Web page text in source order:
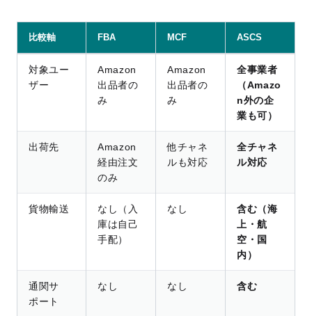
比較軸 FBA MCF ASCS
対象ユー
ザー
Amazon
出品者の
み
Amazon
出品者の
み
全事業者
（Amazo
n外の企
業も可）
出荷先
Amazon
経由注文
のみ
他チャネ
ルも対応
全チャネ
ル対応
貨物輸送
なし（入
庫は自己
手配）
なし
含む（海
上・航
空・国
内）
通関サ
ポート
なし なし 含む